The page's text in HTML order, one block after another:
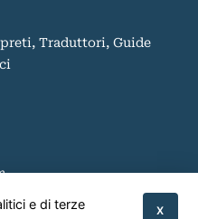
Traduttori, Guide
e di terze X